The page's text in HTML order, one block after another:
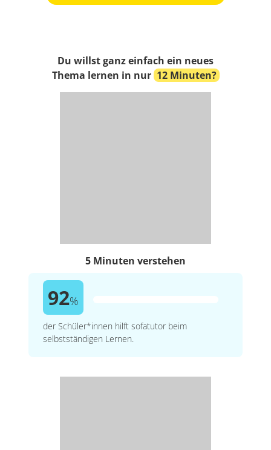
Du willst ganz einfach ein neues
Thema lernen in nur 12 Minuten?
5 Minuten verstehen
92%
der Schüler*innen hilft sofatutor beim
selbstständigen Lernen.